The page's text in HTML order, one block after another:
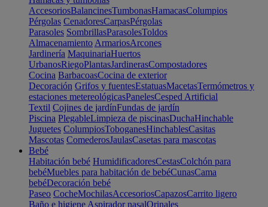
AccesoriosBalancinesTumbonasHamacasColumpios
Pérgolas CenadoresCarpasPérgolas
Parasoles SombrillasParasolesToldos
Almacenamiento ArmariosArcones
Jardinería MaquinariaHuertos
UrbanosRiegoPlantasJardinerasCompostadores
Cocina BarbacoasCocina de exterior
Decoración Grifos y fuentesEstatuasMacetasTermómetros y
estaciones metereológicasPanelesCesped Artificial
Textil Cojines de jardínFundas de jardín
Piscina PlegableLimpieza de piscinasDuchaHinchable
Juguetes ColumpiosToboganesHinchablesCasitas
Mascotas ComederosJaulasCasetas para mascotas
Bebé
Habitación bebé HumidificadoresCestasColchón para
bebéMuebles para habitación de bebéCunasCama
bebéDecoración bebé
Paseo CocheMochilasAccesoriosCapazosCarrito ligero
Baño e higiene Aspirador nasalOrinales